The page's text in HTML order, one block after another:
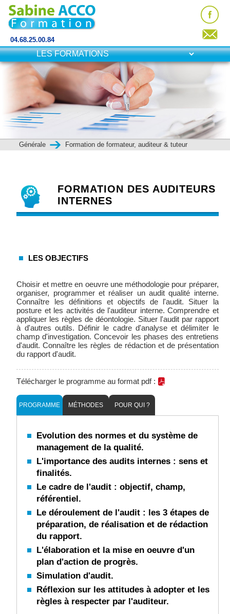
04.68.25.00.84
Générale Formation de formateur, auditeur & tuteur
FORMATION DES AUDITEURS
INTERNES
LES OBJECTIFS
Choisir et mettre en oeuvre une méthodologie pour préparer,
organiser, programmer et réaliser un audit qualité interne.
Connaître les définitions et objectifs de l'audit. Situer la
posture et les activités de l'auditeur interne. Comprendre et
appliquer les règles de déontologie. Situer l'audit par rapport
à d'autres outils. Définir le cadre d'analyse et délimiter le
champ d'investigation. Concevoir les phases des entretiens
d'audit. Connaître les règles de rédaction et de présentation
du rapport d'audit.
Télécharger le programme au format pdf :
PROGRAMME MÉTHODES POUR QUI ?
Evolution des normes et du système de
management de la qualité.
L'importance des audits internes : sens et
finalités.
Le cadre de l'audit : objectif, champ,
référentiel.
Le déroulement de l'audit : les 3 étapes de
préparation, de réalisation et de rédaction
du rapport.
L'élaboration et la mise en oeuvre d'un
plan d'action de progrès.
Simulation d'audit.
Réflexion sur les attitudes à adopter et les
règles à respecter par l'auditeur.